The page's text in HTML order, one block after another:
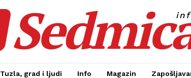
Tuzla, grad i ljudi Info Magazin